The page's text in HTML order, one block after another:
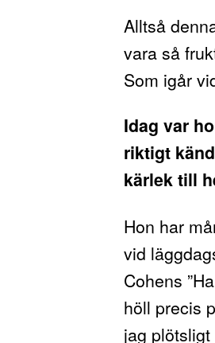
Alltså
vara så
Som igår
Idag var
riktigt
kärlek till
Hon har
vid
Cohens
höll precis
jag